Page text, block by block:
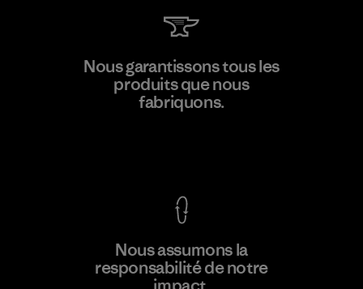
MAS Active (Pvt) Ltd. - Asialine
Nous garantissons tous les
produits que nous
fabriquons.
Nous assumons la
responsabilité de notre